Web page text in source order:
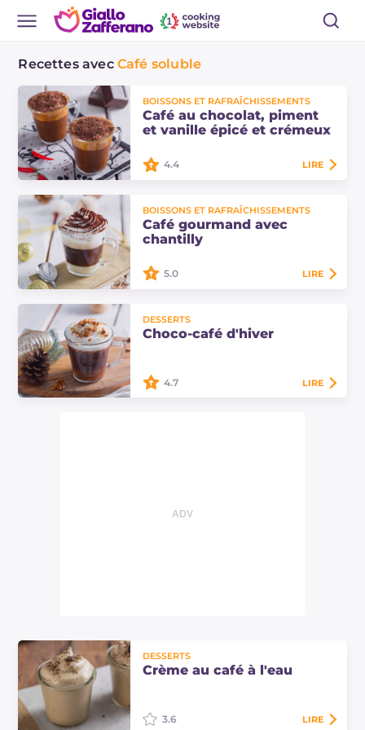
Recettes avec Café soluble
BOISSONS ET RAFRAÎCHISSEMENTS
Café au chocolat, piment
et vanille épicé et crémeux
vanille est une boisson fraîche et
gourmande, une variante originale
du café frappé ! Découvrez
4.4 LIRE
BOISSONS ET RAFRAÎCHISSEMENTS
Café gourmand avec
chantilly
une douceur hivernale irrésistible
qui réchauffe le cœur et ravit le
5.0 LIRE
DESSERTS
Choco-café d'hiver
4.7 LIRE
DESSERTS
Crème au café à l'eau
3.6 LIRE